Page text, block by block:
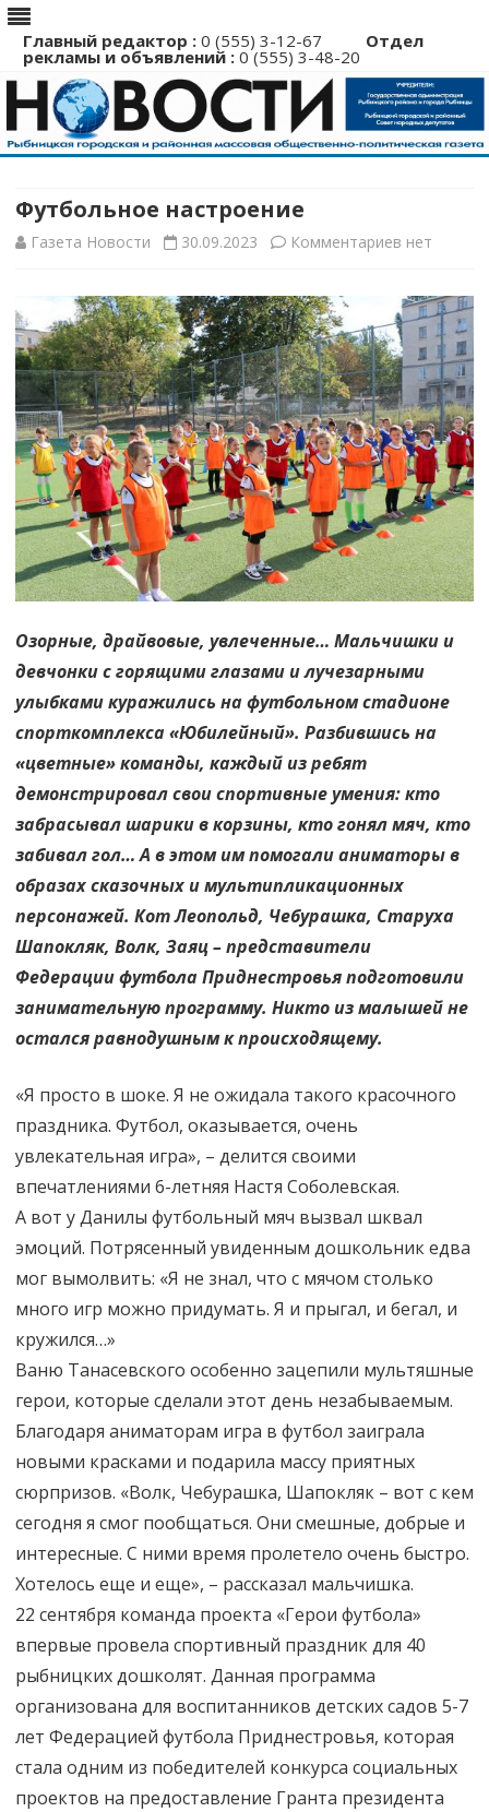
Главный редактор : 0 (555) 3-12-67 Отдел
рекламы и объявлений : 0 (555) 3-48-20
Перейти
Футбольное настроение
Газета Новости 30.09.2023 Комментариев к
настроение
нет
Озорные, драйвовые, увлеченные… Мальчишки и
девчонки с горящими глазами и лучезарными
улыбками куражились на футбольном стадионе
спорткомплекса «Юбилейный». Разбившись на
«цветные» команды, каждый из ребят
демонстрировал свои спортивные умения: кто
забрасывал шарики в корзины, кто гонял мяч, кто
забивал гол… А в этом им помогали аниматоры в
образах сказочных и мультипликационных
персонажей. Кот Леопольд, Чебурашка, Старуха
Шапокляк, Волк, Заяц – представители
Федерации футбола Приднестровья подготовили
занимательную программу. Никто из малышей не
остался равнодушным к происходящему.
«Я просто в шоке. Я не ожидала такого красочного
праздника. Футбол, оказывается, очень
увлекательная игра», – делится своими
впечатлениями 6-летняя Настя Соболевская.
А вот у Данилы футбольный мяч вызвал шквал
эмоций. Потрясенный увиденным дошкольник едва
мог вымолвить: «Я не знал, что с мячом столько
много игр можно придумать. Я и прыгал, и бегал, и
кружился…»
Ваню Танасевского особенно зацепили мультяшные
герои, которые сделали этот день незабываемым.
Благодаря аниматорам игра в футбол заиграла
новыми красками и подарила массу приятных
сюрпризов. «Волк, Чебурашка, Шапокляк – вот с кем
сегодня я смог пообщаться. Они смешные, добрые и
интересные. С ними время пролетело очень быстро.
Хотелось еще и еще», – рассказал мальчишка.
22 сентября команда проекта «Герои футбола»
впервые провела спортивный праздник для 40
рыбницких дошколят. Данная программа
организована для воспитанников детских садов 5-7
лет Федерацией футбола Приднестровья, которая
стала одним из победителей конкурса социальных
проектов на предоставление Гранта президента